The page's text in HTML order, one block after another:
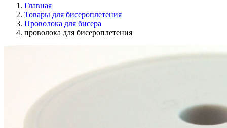
Главная
Товары для бисероплетения
Проволока для бисера
проволока для бисероплетения